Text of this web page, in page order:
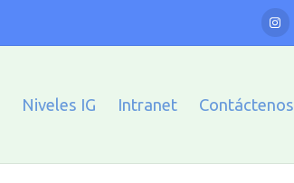
Niveles IG Intranet Contáctenos